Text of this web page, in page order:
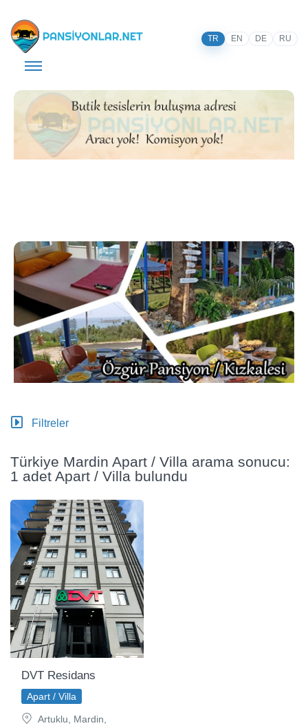
TR EN DE RU
Filtreler
Türkiye Mardin Apart / Villa arama sonucu:
1 adet Apart / Villa bulundu
DVT Residans
Apart / Villa
Artuklu, Mardin,